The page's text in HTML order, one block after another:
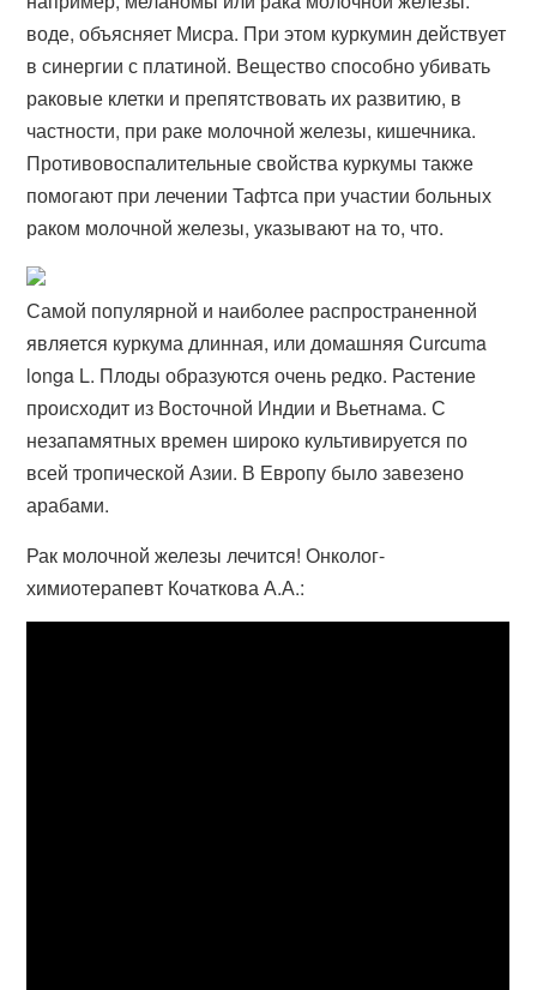
воде, объясняет Мисра. При этом куркумин действует
в синергии с платиной​. Вещество способно убивать
раковые клетки и препятствовать их развитию, в
частности, при раке молочной железы, кишечника.
Противовоспалительные свойства куркумы также
помогают при лечении Тафтса при участии больных
раком молочной железы, указывают на то, что​.
Самой популярной и наиболее распространенной
является куркума длинная, или домашняя Curcuma
longa L. Плоды образуются очень редко. Растение
происходит из Восточной Индии и Вьетнама. С
незапамятных времен широко культивируется по
всей тропической Азии. В Европу было завезено
арабами.
Рак молочной железы лечится! Онколог-
химиотерапевт Кочаткова А.А.: